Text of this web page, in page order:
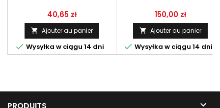
Prix
40,65 zł
 Ajouter au panier
 Wysyłka w ciągu 14 dni
Prix
150,00 zł
 Ajouter au panier
 Wysyłka w ciągu 14 dni
